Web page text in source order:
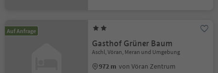
Auf Anfrage
Gasthof Grüner Baum
Aschl, Vöran, Meran und Umgebung
972 m von Vöran Zentrum